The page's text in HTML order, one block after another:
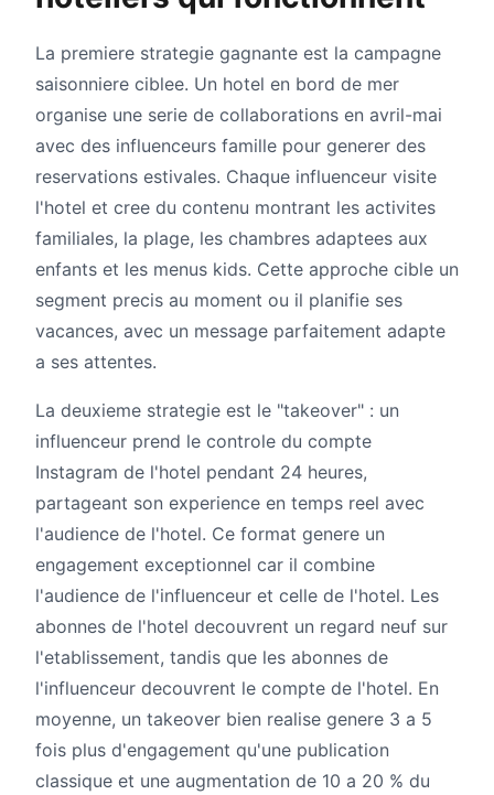
La premiere strategie gagnante est la campagne
saisonniere ciblee. Un hotel en bord de mer
organise une serie de collaborations en avril-mai
avec des influenceurs famille pour generer des
reservations estivales. Chaque influenceur visite
l'hotel et cree du contenu montrant les activites
familiales, la plage, les chambres adaptees aux
enfants et les menus kids. Cette approche cible un
segment precis au moment ou il planifie ses
vacances, avec un message parfaitement adapte
a ses attentes.
La deuxieme strategie est le "takeover" : un
influenceur prend le controle du compte
Instagram de l'hotel pendant 24 heures,
partageant son experience en temps reel avec
l'audience de l'hotel. Ce format genere un
engagement exceptionnel car il combine
l'audience de l'influenceur et celle de l'hotel. Les
abonnes de l'hotel decouvrent un regard neuf sur
l'etablissement, tandis que les abonnes de
l'influenceur decouvrent le compte de l'hotel. En
moyenne, un takeover bien realise genere 3 a 5
fois plus d'engagement qu'une publication
classique et une augmentation de 10 a 20 % du